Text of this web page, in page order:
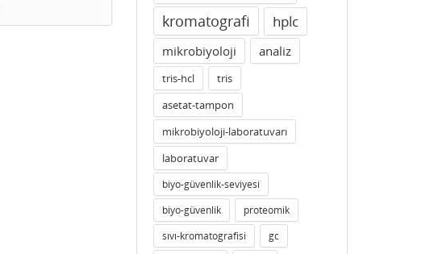
kromatografi hplc
mikrobiyoloji analiz
tris-hcl
tris
asetat-tampon
mikrobiyoloji-laboratuvarı
laboratuvar
biyo-güvenlik-seviyesi
biyo-güvenlik
proteomik
sıvı-kromatografisi
gc